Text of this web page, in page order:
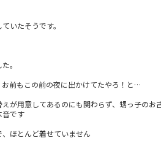
いたそうです。
。
前もこの前の夜に出かけてたやろ！と…
が用意してあるのにも関わらず、甥っ子のお
音です
ほとんど着せていません